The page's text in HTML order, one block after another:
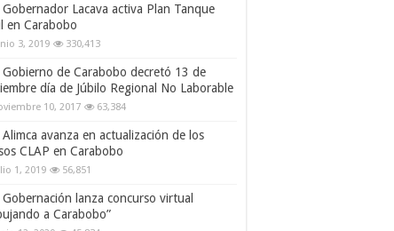
Gobernador Lacava activa Plan Tanque
en Carabobo
3, 2019 330,413
Gobierno de Carabobo decretó 13 de
día de Júbilo Regional No Laborable
10, 2017 63,384
Alimca avanza en actualización de los
CLAP en Carabobo
1, 2019 56,851
Gobernación lanza concurso virtual
a Carabobo”